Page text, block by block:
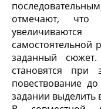
отмечают, что
самостоятельной
заданный
становятся при
повествование
задании выделить